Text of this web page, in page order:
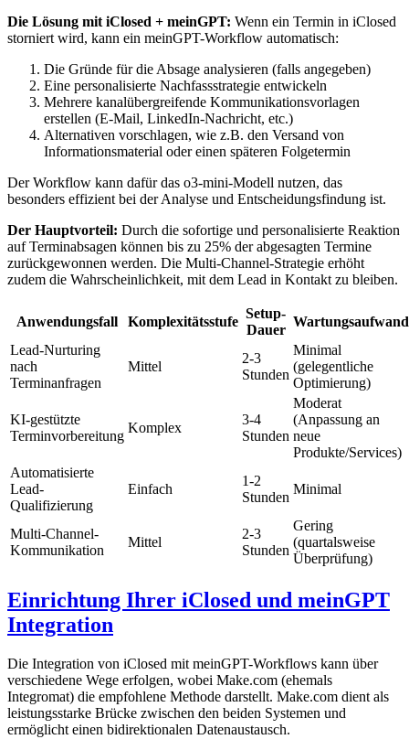
Die Lösung mit iClosed + meinGPT: Wenn ein Termin in iClosed
storniert wird, kann ein meinGPT-Workflow automatisch:
Die Gründe für die Absage analysieren (falls angegeben)
Eine personalisierte Nachfassstrategie entwickeln
Mehrere kanalübergreifende Kommunikationsvorlagen
erstellen (E-Mail, LinkedIn-Nachricht, etc.)
Alternativen vorschlagen, wie z.B. den Versand von
Informationsmaterial oder einen späteren Folgetermin
Der Workflow kann dafür das o3-mini-Modell nutzen, das
besonders effizient bei der Analyse und Entscheidungsfindung ist.
Der Hauptvorteil: Durch die sofortige und personalisierte Reaktion
auf Terminabsagen können bis zu 25% der abgesagten Termine
zurückgewonnen werden. Die Multi-Channel-Strategie erhöht
zudem die Wahrscheinlichkeit, mit dem Lead in Kontakt zu bleiben.
Anwendungsfall Komplexitätsstufe
Setup-
Dauer
Wartungsaufwand
Lead-Nurturing
nach
Terminanfragen
Mittel
2-3
Stunden
Minimal
(gelegentliche
Optimierung)
KI-gestützte
Terminvorbereitung
Komplex
3-4
Stunden
Moderat
(Anpassung an
neue
Produkte/Services)
Automatisierte
Lead-
Qualifizierung
Einfach
1-2
Stunden
Minimal
Multi-Channel-
Kommunikation
Mittel
2-3
Stunden
Gering
(quartalsweise
Überprüfung)
Einrichtung Ihrer iClosed und meinGPT
Integration
Die Integration von iClosed mit meinGPT-Workflows kann über
verschiedene Wege erfolgen, wobei Make.com (ehemals
Integromat) die empfohlene Methode darstellt. Make.com dient als
leistungsstarke Brücke zwischen den beiden Systemen und
ermöglicht einen bidirektionalen Datenaustausch.